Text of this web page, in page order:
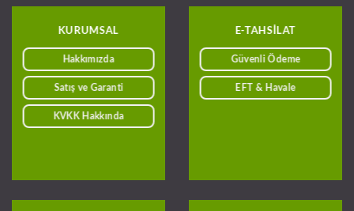
KURUMSAL
Hakkımızda
Satış ve Garanti
KVKK Hakkında
E-TAHSILAT
Güvenli Ödeme
EFT & Havale